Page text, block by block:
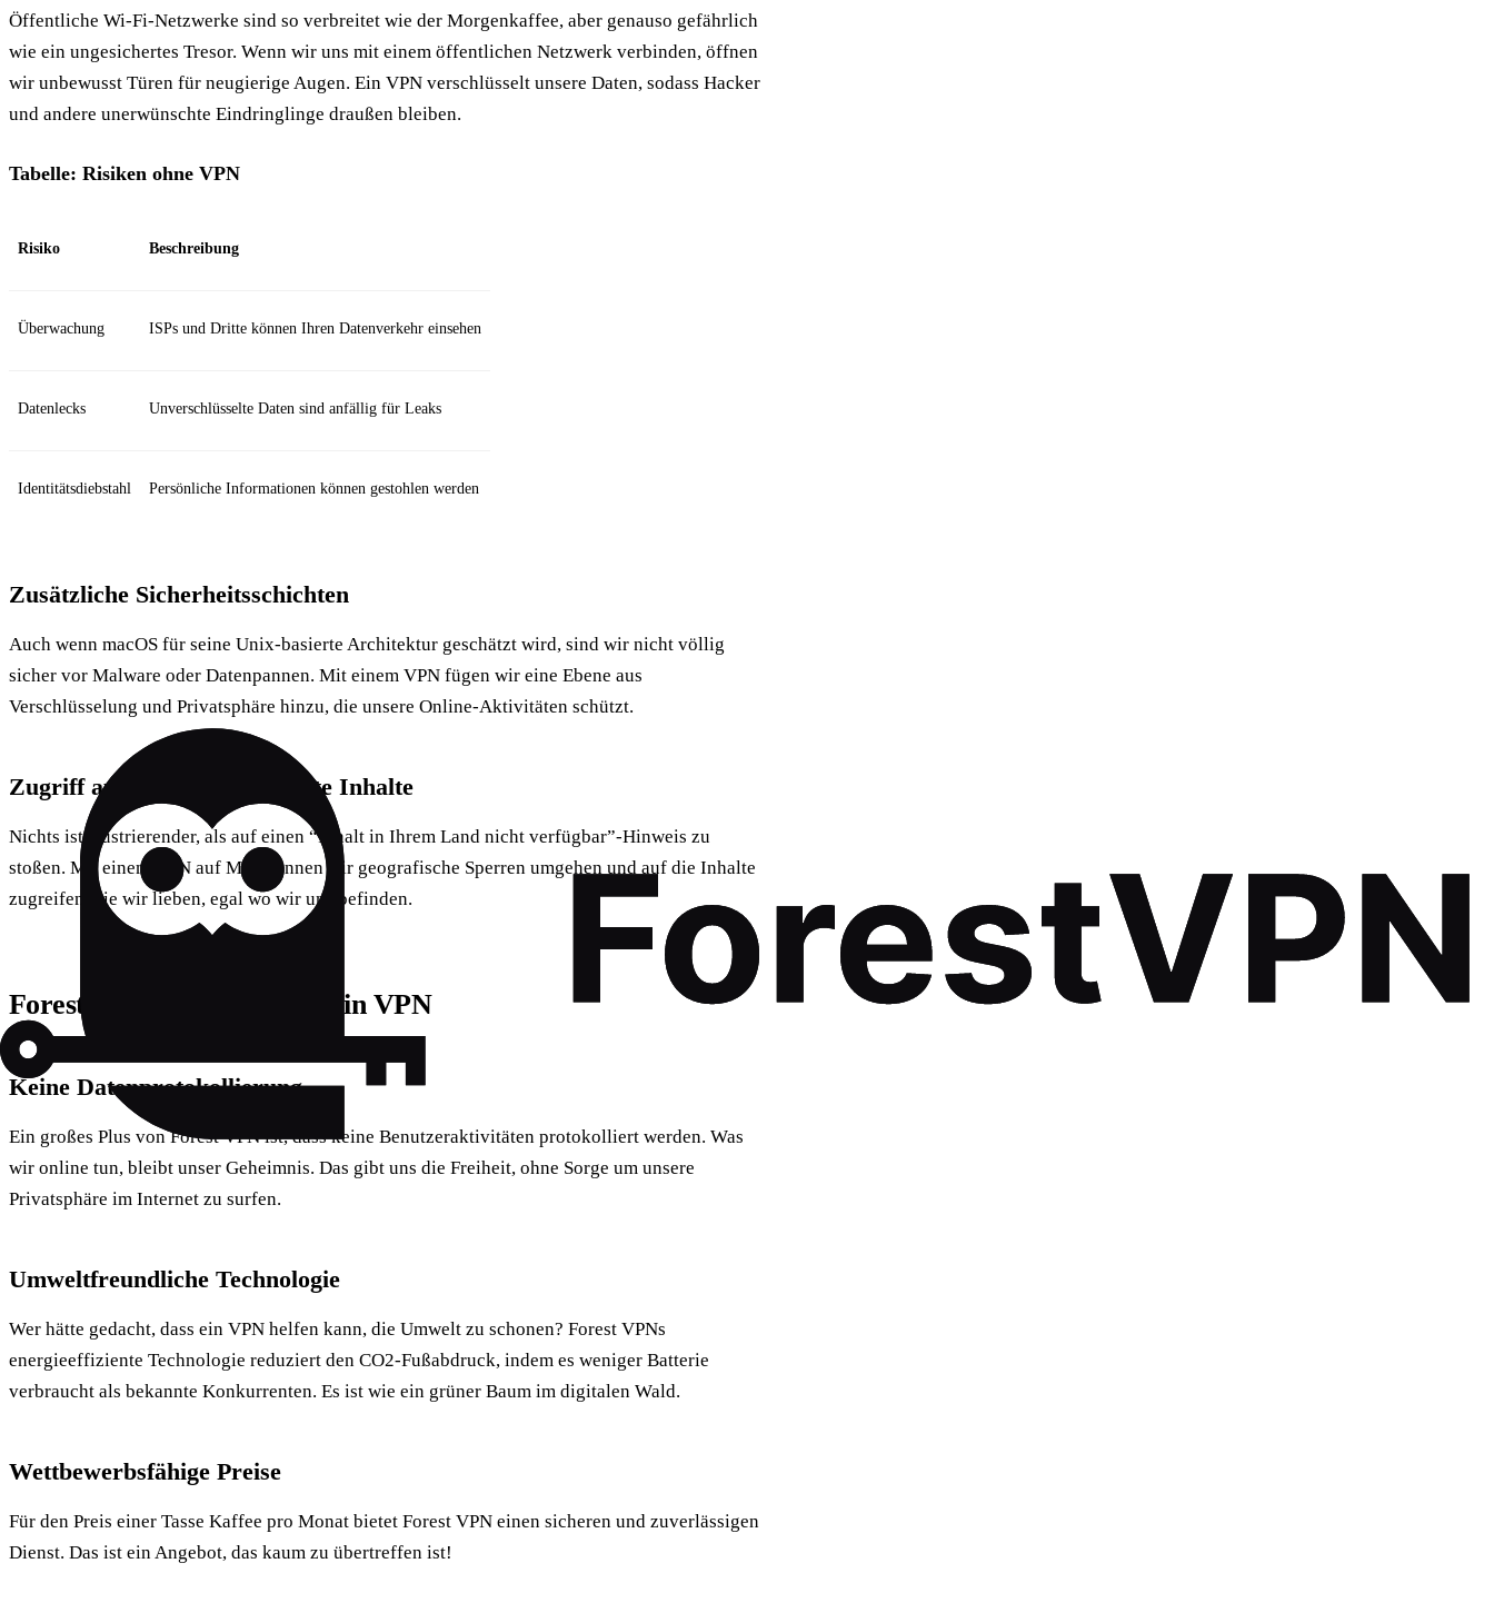
Öffentliche Wi-Fi-Netzwerke sind so verbreitet wie der Morgenkaffee, aber genauso gefährlich
wie ein ungesichertes Tresor. Wenn wir uns mit einem öffentlichen Netzwerk verbinden, öffnen
wir unbewusst Türen für neugierige Augen. Ein VPN verschlüsselt unsere Daten, sodass Hacker
und andere unerwünschte Eindringlinge draußen bleiben.
Tabelle: Risiken ohne VPN
Risiko Beschreibung
Überwachung ISPs und Dritte können Ihren Datenverkehr einsehen
Datenlecks Unverschlüsselte Daten sind anfällig für Leaks
Identitätsdiebstahl Persönliche Informationen können gestohlen werden
Zusätzliche Sicherheitsschichten
Auch wenn macOS für seine Unix-basierte Architektur geschätzt wird, sind wir nicht völlig
sicher vor Malware oder Datenpannen. Mit einem VPN fügen wir eine Ebene aus
Verschlüsselung und Privatsphäre hinzu, die unsere Online-Aktivitäten schützt.
Zugriff auf geo-eingeschränkte Inhalte
Nichts ist frustrierender, als auf einen “Inhalt in Ihrem Land nicht verfügbar”-Hinweis zu
stoßen. Mit einem VPN auf Mac können wir geografische Sperren umgehen und auf die Inhalte
zugreifen, die wir lieben, egal wo wir uns befinden.
Forest VPN: Mehr als nur ein VPN
Keine Datenprotokollierung
Ein großes Plus von Forest VPN ist, dass keine Benutzeraktivitäten protokolliert werden. Was
wir online tun, bleibt unser Geheimnis. Das gibt uns die Freiheit, ohne Sorge um unsere
Privatsphäre im Internet zu surfen.
Umweltfreundliche Technologie
Wer hätte gedacht, dass ein VPN helfen kann, die Umwelt zu schonen? Forest VPNs
energieeffiziente Technologie reduziert den CO2-Fußabdruck, indem es weniger Batterie
verbraucht als bekannte Konkurrenten. Es ist wie ein grüner Baum im digitalen Wald.
Wettbewerbsfähige Preise
Für den Preis einer Tasse Kaffee pro Monat bietet Forest VPN einen sicheren und zuverlässigen
Dienst. Das ist ein Angebot, das kaum zu übertreffen ist!